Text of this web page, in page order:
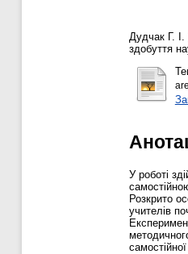
Дудчак Г. І.
здобуття
У роботі
Розкрито
учителів